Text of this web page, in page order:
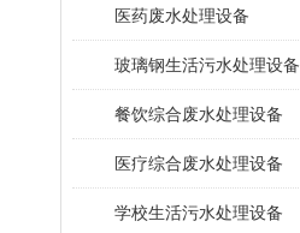
医药废水处理设备
玻璃钢生活污水处理设备
餐饮综合废水处理设备
医疗综合废水处理设备
学校生活污水处理设备